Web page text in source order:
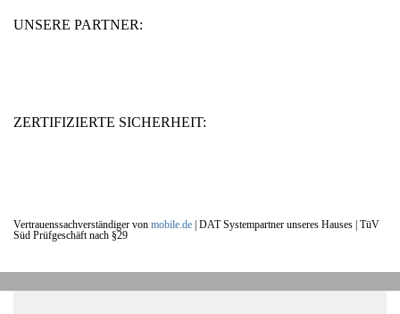
UNSERE PARTNER:
ZERTIFIZIERTE SICHERHEIT:
Vertrauenssachverständiger von mobile.de DAT Systempartner unseres Hauses | TüV
Süd Prüfgeschäft nach §29